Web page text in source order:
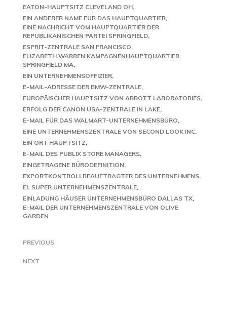
EATON-HAUPTSITZ CLEVELAND OH
EIN ANDERER NAME FÜR DAS HAUPTQUARTIER
EINE NACHRICHT VOM HAUPTQUARTIER DER
REPUBLIKANISCHEN PARTEI SPRINGFIELD
ESPRIT-ZENTRALE SAN FRANCISCO
ELIZABETH WARREN KAMPAGNENHAUPTQUARTIER
SPRINGFIELD MA
EIN UNTERNEHMENSOFFIZIER
E-MAIL-ADRESSE DER BMW-ZENTRALE
EUROPÄISCHER HAUPTSITZ VON ABBOTT LABORATORIES
ERFOLG DER CANON USA-ZENTRALE IN LAKE
E-MAIL FÜR DAS WALMART-UNTERNEHMENSBÜRO
EINE UNTERNEHMENSZENTRALE VON SECOND LOOK INC
EIN ORT HAUPTSITZ
E-MAIL DES PUBLIX STORE MANAGERS
EINGETRAGENE BÜRODEFINITION
EXPORTKONTROLLBEAUFTRAGTER DES UNTERNEHMENS
EL SUPER UNTERNEHMENSZENTRALE
EINLADUNG HÄUSER UNTERNEHMENSBÜRO DALLAS TX
E-MAIL DER UNTERNEHMENSZENTRALE VON OLIVE
GARDEN
PREVIOUS
NEXT